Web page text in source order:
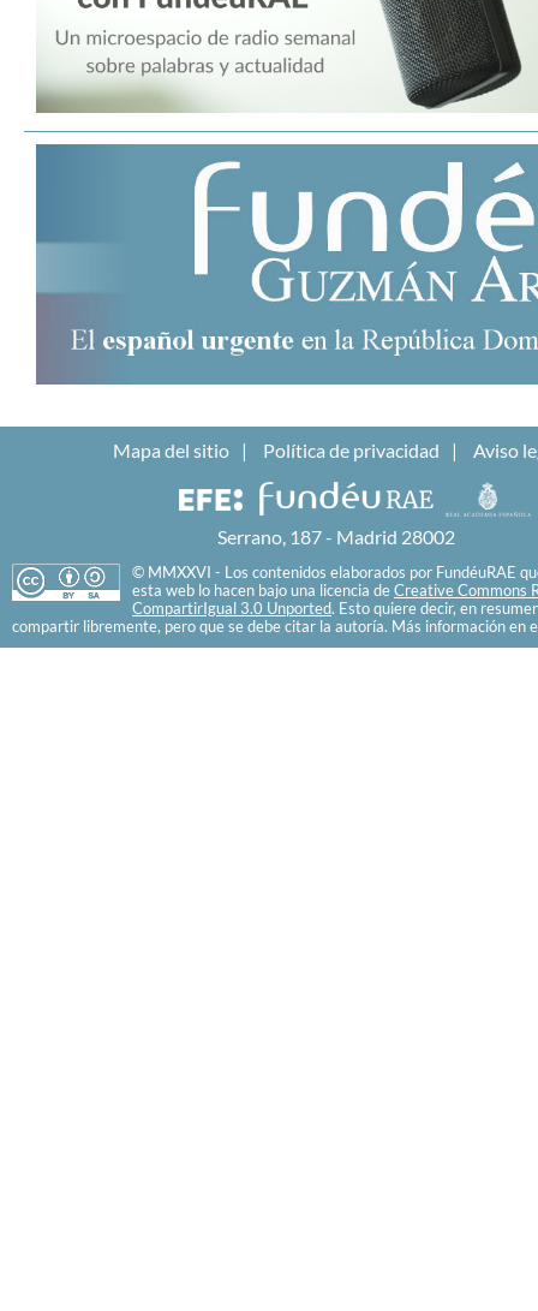
Mapa del sitio Política de privacidad Aviso
Serrano, 187 - Madrid 28002
© MMXXVI - Los contenidos elaborados por FundéuRAE
esta web lo hacen bajo una licencia de Creative Commons
CompartirIgual 3.0 Unported. Esto quiere decir, en
compartir libremente, pero que se debe citar la autoría. Más información en